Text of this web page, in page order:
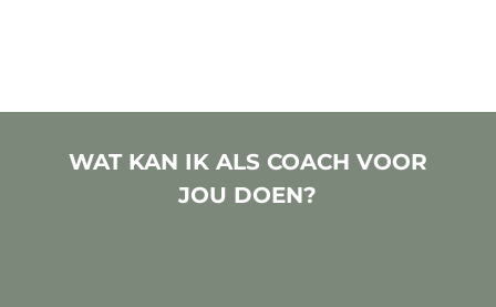
WAT KAN IK ALS COACH VOOR
JOU DOEN?